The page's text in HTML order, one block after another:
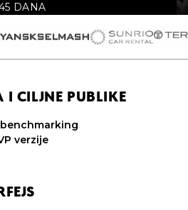
DANA
CILJNE PUBLIKE
verzije